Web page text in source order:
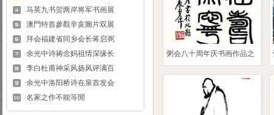
马英九书贺两岸将军书画展
澳門特首參觀辛亥圖片双展
拜会福建省同乡会长蒋启弼
余光中诗祷念妈祖情深缘长
李白杜甫神采风扬风评满百
余光中洛阳桥诗在泉首发会
名家之作不能等閒
粥会八十周年庆书画作品之